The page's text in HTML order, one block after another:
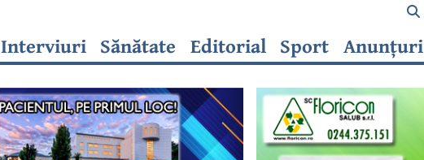
Interviuri Sănătate Editorial Sport Anunțuri